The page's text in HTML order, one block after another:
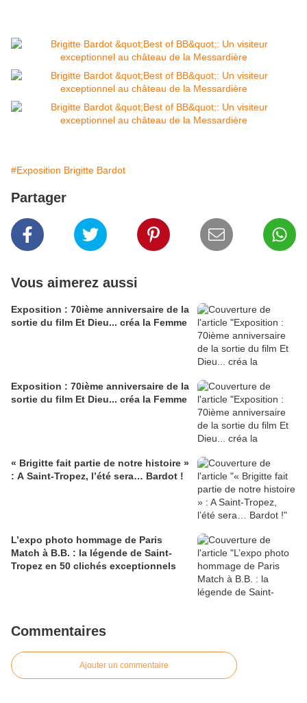
#Exposition Brigitte Bardot
Partager
Vous aimerez aussi
Exposition : 70ième anniversaire de la
sortie du film Et Dieu... créa la Femme
Exposition : 70ième anniversaire de la
sortie du film Et Dieu... créa la Femme
« Brigitte fait partie de notre histoire »
: A Saint-Tropez, l’été sera… Bardot !
L’expo photo hommage de Paris
Match à B.B. : la légende de Saint-
Tropez en 50 clichés exceptionnels
Commentaires
Ajouter un commentaire